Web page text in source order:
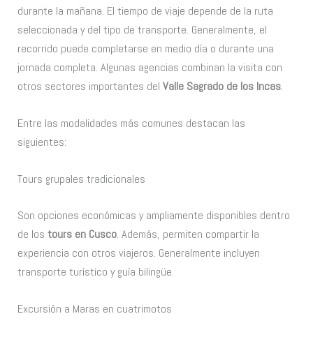
durante la mañana. El tiempo de viaje depende de la ruta
seleccionada y del tipo de transporte. Generalmente, el
recorrido puede completarse en medio día o durante una
jornada completa. Algunas agencias combinan la visita con
otros sectores importantes delValle Sagrado de los Incas.
Entre las modalidades más comunes destacan las
siguientes:
Tours grupales tradicionales
Son opciones económicas y ampliamente disponibles dentro
de lostours en Cusco. Además, permiten compartir la
experiencia con otros viajeros. Generalmente incluyen
transporte turístico y guía bilingüe.
Excursión a Maras en cuatrimotos